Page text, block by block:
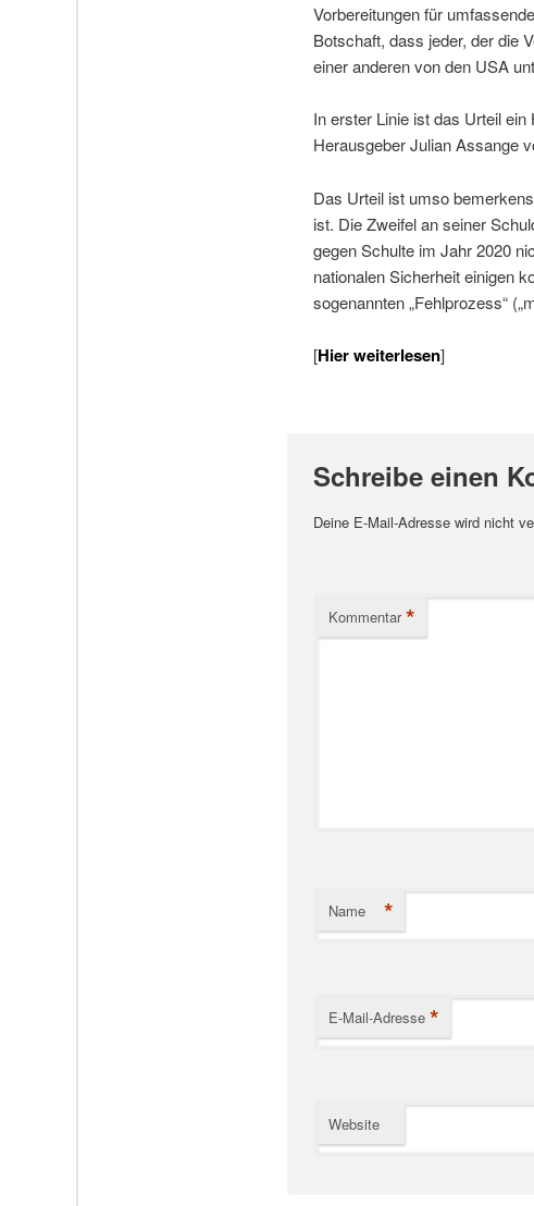
Vorbereitungen für
Botschaft, dass jeder, der die
einer anderen von den USA
In erster Linie ist das Urteil
Herausgeber Julian Assange
Das Urteil ist umso
ist. Die Zweifel an seiner
gegen Schulte im Jahr 2020
nationalen Sicherheit einigen
sogenannten „Fehlprozess“
[Hier weiterlesen]
Schreibe einen
Deine E-Mail-Adresse wird nicht
Kommentar *
Name *
E-Mail-Adresse *
Website